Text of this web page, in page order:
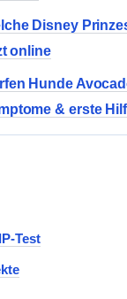
Disney
online
Hunde
& erste
Test